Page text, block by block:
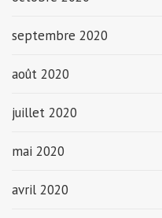
septembre 2020
août 2020
juillet 2020
mai 2020
avril 2020